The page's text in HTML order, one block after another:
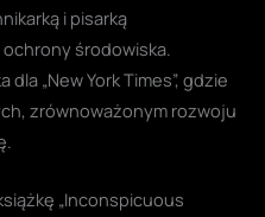
i pisarką
środowiska.
„New York Times”, gdzie
zrównoważonym rozwoju
„Inconspicuous